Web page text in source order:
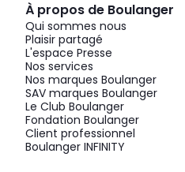
À propos de Boulanger
Qui sommes nous
Plaisir partagé
L'espace Presse
Nos services
Nos marques Boulanger
SAV marques Boulanger
Le Club Boulanger
Fondation Boulanger
Client professionnel
Boulanger INFINITY